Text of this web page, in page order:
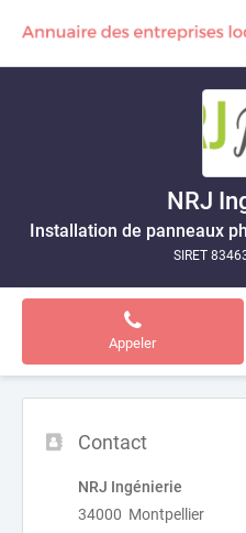
NRJ
Installation de panneaux
SIRET
Appeler
Contact
NRJ Ingénierie
34000 Montpellier